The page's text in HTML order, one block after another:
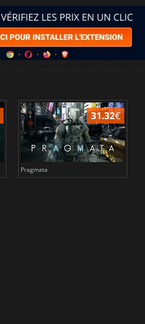
31.32€
Pragmata